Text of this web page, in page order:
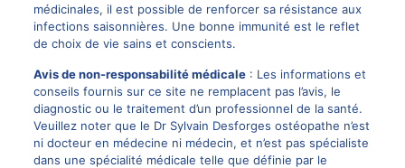
médicinales, il est possible de renforcer sa résistance aux
infections saisonnières. Une bonne immunité est le reflet
de choix de vie sains et conscients.
Avis de non-responsabilité médicale: Les informations et
conseils fournis sur ce site ne remplacent pas l’avis, le
diagnostic ou le traitement d’un professionnel de la santé.
Veuillez noter que le Dr Sylvain Desforges ostéopathe n’est
ni docteur en médecine ni médecin, et n’est pas spécialiste
dans une spécialité médicale telle que définie par le